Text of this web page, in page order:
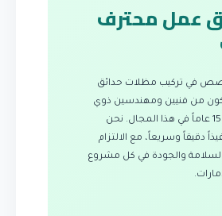
عمل محترف
في تركيب مظلات حدائق
من فنيين ومهندسين ذوي
خبرة تزيد عن 15 عاماً في هذا المجال. نحن
دقيقاً وسريعاً، مع الالتزام
السلامة والجودة في كل مشروع